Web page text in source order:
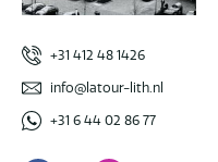
+31 412 48 1426
info@latour-lith.nl
+31 6 44 02 86 77